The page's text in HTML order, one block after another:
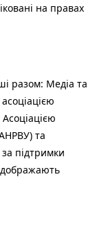
на правах
разом: Медіа та
та
підтримки